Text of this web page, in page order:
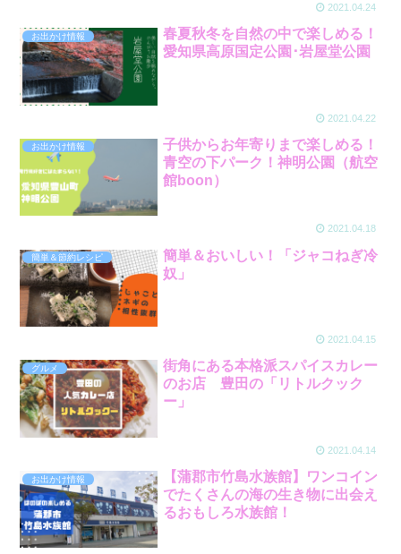
2021.04.24
お出かけ情報
春夏秋冬を自然の中で楽しめる！
愛知県高原国定公園･岩屋堂公園
2021.04.22
お出かけ情報
子供からお年寄りまで楽しめる！
青空の下パーク！神明公園（航空
館boon）
2021.04.18
簡単＆節約レシピ
簡単＆おいしい！「ジャコねぎ冷
奴」
2021.04.15
グルメ
街角にある本格派スパイスカレー
のお店 豊田の「リトルクック
ー」
2021.04.14
お出かけ情報
【蒲郡市竹島水族館】ワンコイン
でたくさんの海の生き物に出会え
るおもしろ水族館！